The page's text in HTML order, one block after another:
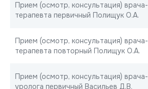
Прием (осмотр, консультация) врача-
терапевта первичный Полищук О.А.
Прием (осмотр, консультация) врача-
терапевта повторный Полищук О.А.
Прием (осмотр, консультация) врача-
уролога первичный Васильев Д.В.